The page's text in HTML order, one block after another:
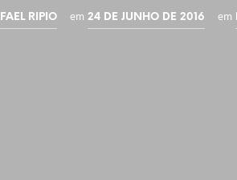
RIPIO em 24 DE JUNHO DE 2016 em